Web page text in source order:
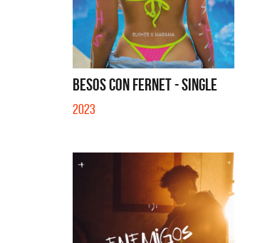
BESOS CON FERNET - SINGLE
2023